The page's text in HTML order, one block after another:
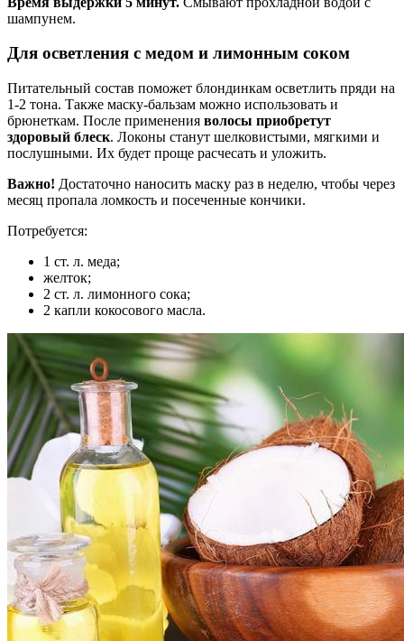
шампунем.
Для осветления с медом и лимонным соком
Питательный состав поможет блондинкам осветлить пряди на
1-2 тона. Также маску-бальзам можно использовать и
брюнеткам. После применения волосы приобретут
здоровый блеск. Локоны станут шелковистыми, мягкими и
послушными. Их будет проще расчесать и уложить.
Важно! Достаточно наносить маску раз в неделю, чтобы через
месяц пропала ломкость и посеченные кончики.
Потребуется:
1 ст. л. меда;
желток;
2 ст. л. лимонного сока;
2 капли кокосового масла.